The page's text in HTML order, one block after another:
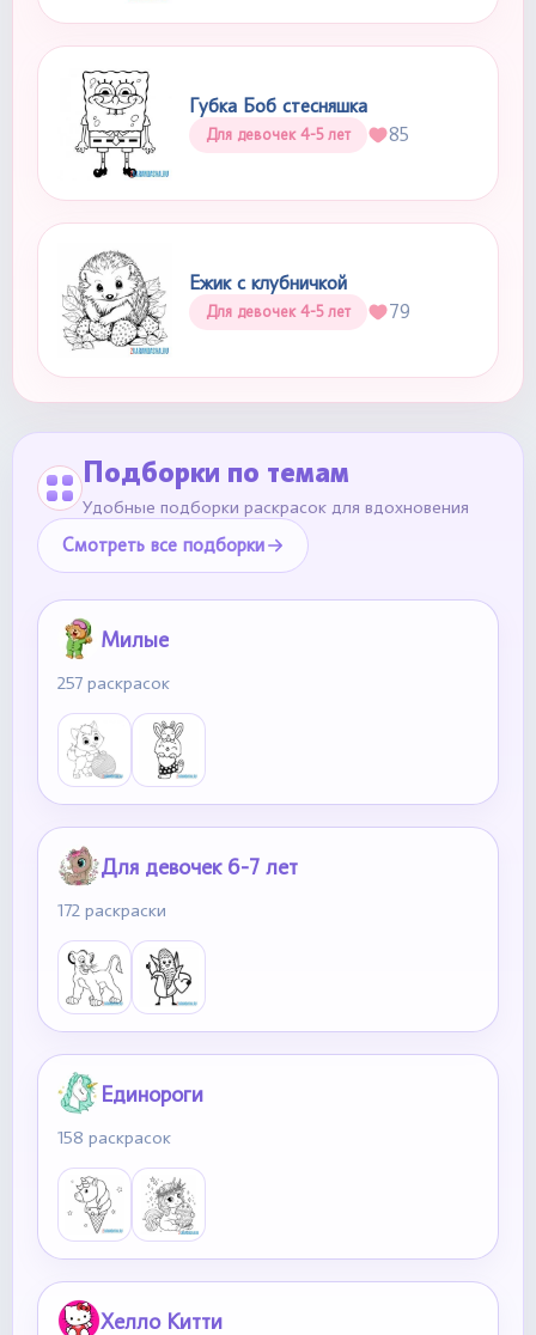
Губка Боб стесняшка
Для девочек 4-5 лет 85
Ежик с клубничкой
Для девочек 4-5 лет 79
Подборки по темам
Удобные подборки раскрасок для вдохновения
Смотреть все подборки
Милые
257 раскрасок
Для девочек 6-7 лет
172 раскраски
Единороги
158 раскрасок
Хелло Китти